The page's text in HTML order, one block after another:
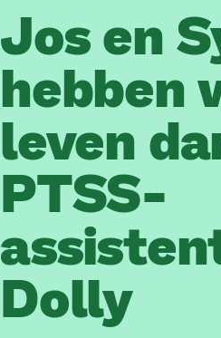
Jos en
hebben
leven
PTSS-
Dolly